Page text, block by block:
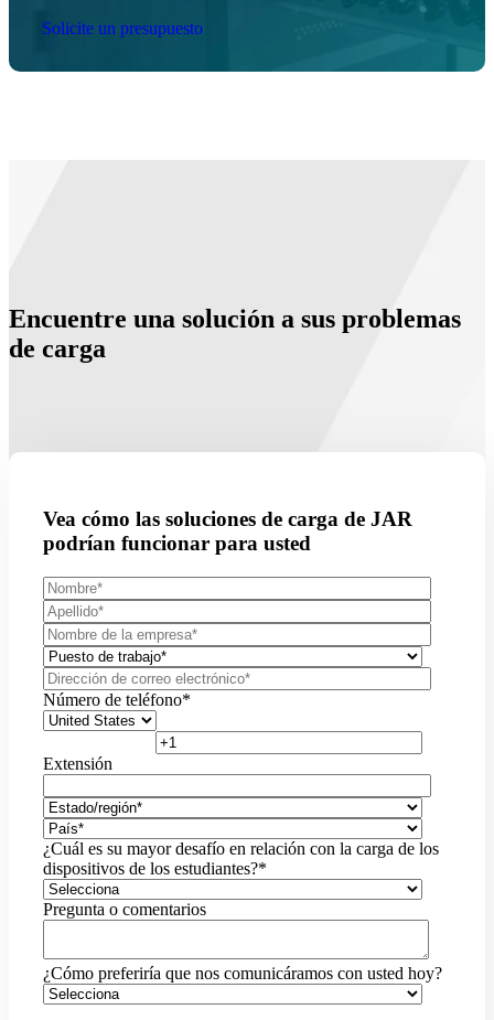
Solicite un presupuesto
Encuentre una solución a sus problemas
de carga
Vea cómo las soluciones de carga de JAR
podrían funcionar para usted
Número de teléfono*
Extensión
¿Cuál es su mayor desafío en relación con la carga de los
dispositivos de los estudiantes?*
Pregunta o comentarios
¿Cómo preferiría que nos comunicáramos con usted hoy?